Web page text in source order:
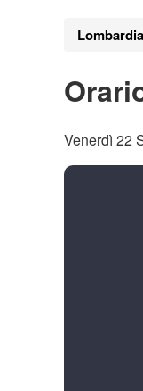
Lombardia
Venerdì 22